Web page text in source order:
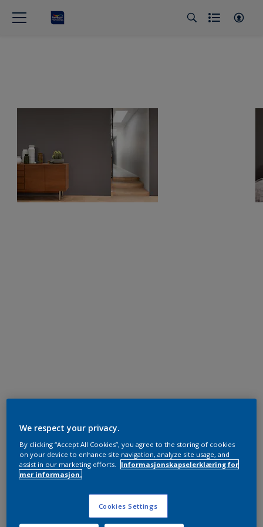
We respect your privacy.
By clicking “Accept All Cookies”, you agree to the storing of cookies
on your device to enhance site navigation, analyze site usage, and
assist in our marketing efforts.
Informasjonskapselerklæring for
mer informasjon.
Cookies Settings